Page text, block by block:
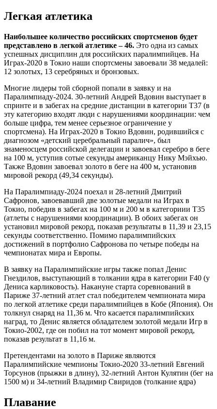
Легкая атлетика
Наибольшее количество российских спортсменов будет
представлено в легкой атлетике – 46. Это одна из самых
успешных дисциплин для российских паралимпийцев. На
Играх-2020 в Токио наши спортсмены завоевали 38 медалей:
12 золотых, 13 серебряных и бронзовых.
Многие лидеры той сборной попали в заявку и на
Паралимпиаду-2024. 30-летний Андрей Вдовин выступает в
спринте и в забегах на средние дистанции в категории T37 (в
эту категорию входят люди с нарушениями координации: чем
больше цифра, тем менее серьезное ограничение у
спортсмена). На Играх-2020 в Токио Вдовин, родившийся с
диагнозом «детский церебральный паралич», был
знаменосцем российской делегации и завоевал серебро в беге
на 100 м, уступив сотые секунды американцу Нику Мэйхью.
Также Вдовин завоевал золото в беге на 400 м, установив
мировой рекорд (49,34 секунды).
На Паралимпиаду-2024 поехал и 28-летний Дмитрий
Сафронов, завоевавший две золотые медали на Играх в
Токио, победив в забегах на 100 м и 200 м в категориии Т35
(атлеты с нарушениями координации). В обоих забегах он
установил мировой рекорд, показав результаты в 11,39 и 23,15
секунды соответственно. Помимо паралимпийских
достижений в портфолио Сафронова по четыре победы на
чемпионатах мира и Европы.
В заявку на Паралимпийские игры также попал Денис
Гнездилов, выступающий в толкании ядра в категории F40 (у
Дениса карликовость). Накануне старта соревнований в
Париже 37-летний атлет стал победителем чемпионата мира
по легкой атлетике среди паралимпийцев в Кобе (Япония). Он
толкнул снаряд на 11,36 м. Что касается паралимпийских
наград, то Денис является обладателем золотой медали Игр в
Токио-2002, где он побил на тот момент мировой рекорд,
показав результат в 11,16 м.
Претендентами на золото в Париже являются
Паралимпийские чемпионы Токио-2020 33-летний Евгений
Торсунов (прыжки в длину), 32-летний Антон Кулятин (бег на
1500 м) и 34-летний Владимир Свиридов (толкание ядра)
Плавание